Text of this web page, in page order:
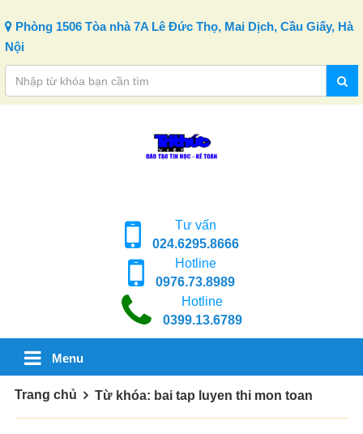
Phòng 1506 Tòa nhà 7A Lê Đức Thọ, Mai Dịch, Cầu Giấy, Hà
Nội
Tư vấn
024.6295.8666
Hotline
0976.73.8989
Hotline
0399.13.6789
Menu
Trang chủ Từ khóa: bai tap luyen thi mon toan